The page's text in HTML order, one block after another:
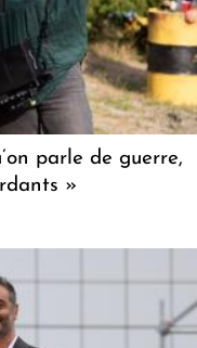
parle de guerre,
»